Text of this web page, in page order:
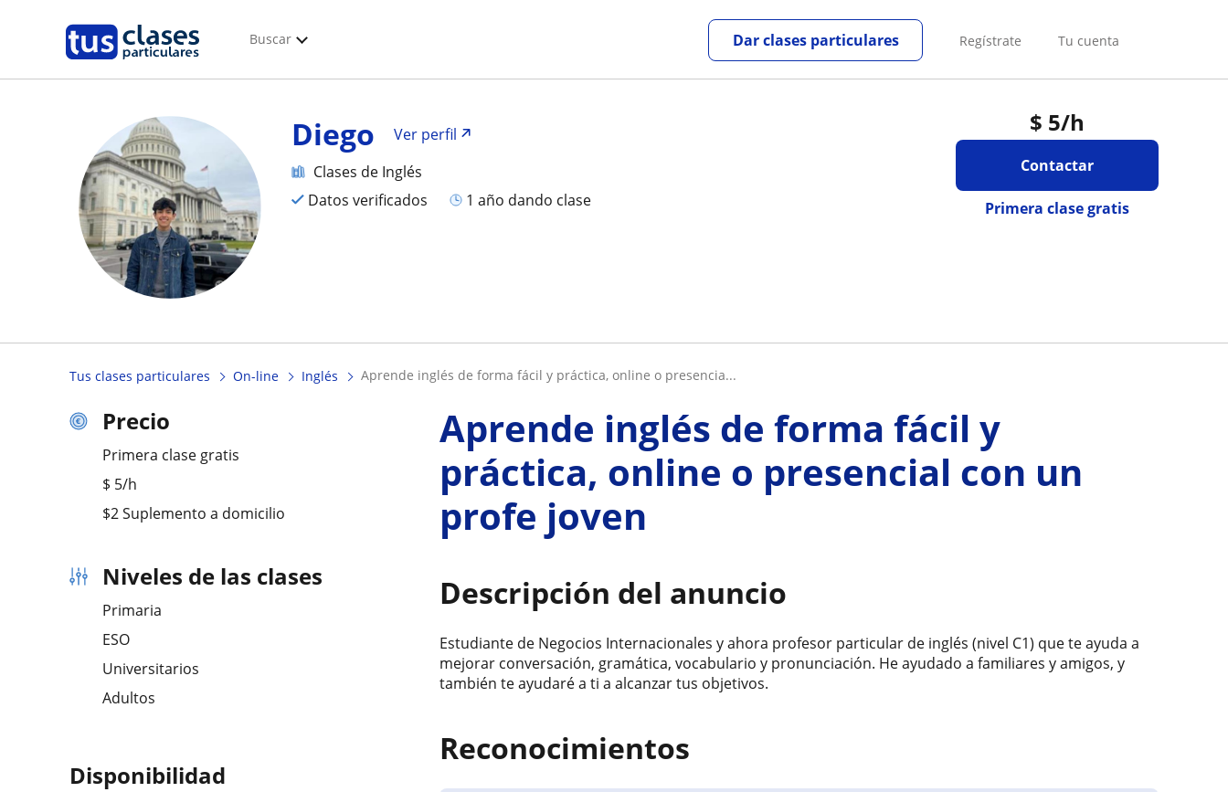
Buscar Regístrate Tu cuenta
Dar clases particulares
$ 5/h
Contactar
Primera clase gratis
Diego
Ver perfil
Clases de Inglés
Datos verificados
1 año dando clase
Tus clases particulares On-line Inglés aprende inglés de forma fácil y práctica, online o presencia...
Precio
Primera clase gratis
$ 5/h
$2 Suplemento a domicilio
Niveles de las clases
Primaria
ESO
Universitarios
Adultos
Disponibilidad
Aprende inglés de forma fácil y
práctica, online o presencial con un
profe joven
Descripción del anuncio
Estudiante de Negocios Internacionales y ahora profesor particular de inglés (nivel C1) que te ayuda a
mejorar conversación, gramática, vocabulario y pronunciación. He ayudado a familiares y amigos, y
también te ayudaré a ti a alcanzar tus objetivos.
Reconocimientos